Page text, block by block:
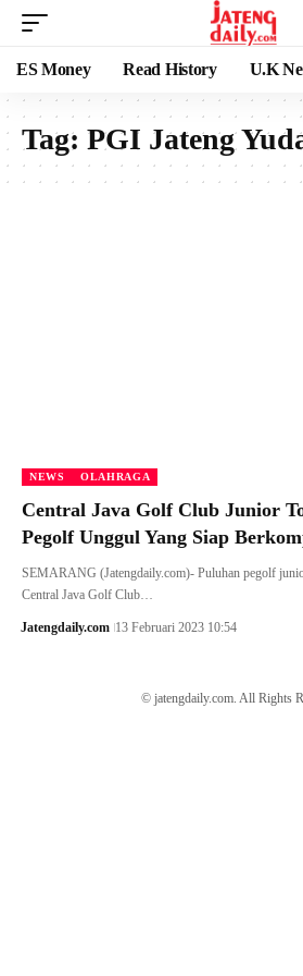
ES Money Read History U.K
Tag: PGI Jateng
NEWS OLAHRAGA
Central Java Golf Club Junior
Pegolf Unggul Yang Siap
SEMARANG (Jatengdaily.com)- Puluhan pegolf
Central Java Golf Club…
Jatengdaily.com 13 Februari 2023 10:54
© jatengdaily.com. All Rights